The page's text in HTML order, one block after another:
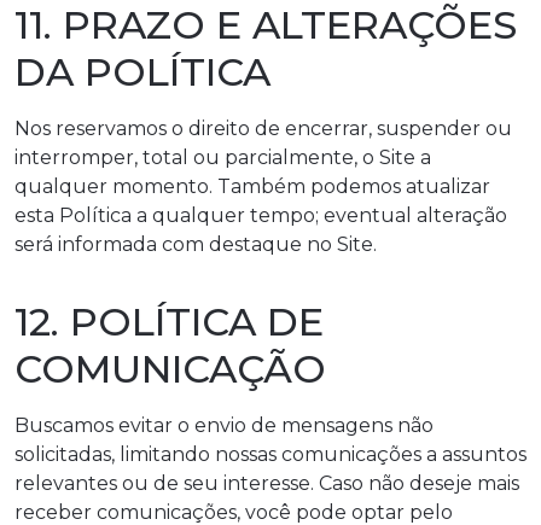
11. PRAZO E ALTERAÇÕES
DA POLÍTICA
Nos reservamos o direito de encerrar, suspender ou
interromper, total ou parcialmente, o Site a
qualquer momento. Também podemos atualizar
esta Política a qualquer tempo; eventual alteração
será informada com destaque no Site.
12. POLÍTICA DE
COMUNICAÇÃO
Buscamos evitar o envio de mensagens não
solicitadas, limitando nossas comunicações a assuntos
relevantes ou de seu interesse. Caso não deseje mais
receber comunicações, você pode optar pelo